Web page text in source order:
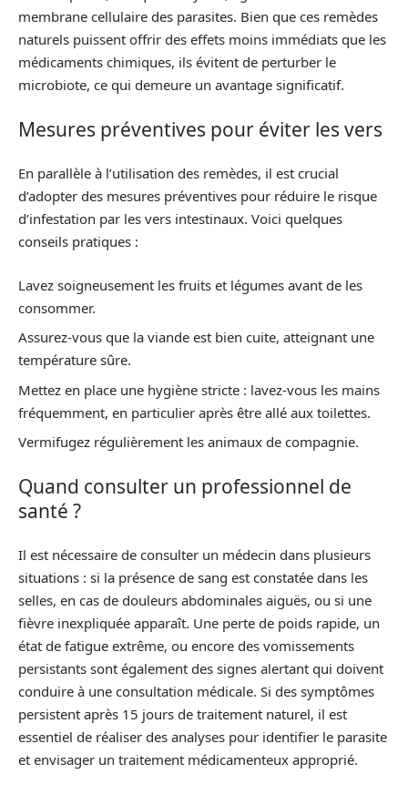
membrane cellulaire des parasites. Bien que ces remèdes
naturels puissent offrir des effets moins immédiats que les
médicaments chimiques, ils évitent de perturber le
microbiote, ce qui demeure un avantage significatif.
Mesures préventives pour éviter les vers
En parallèle à l’utilisation des remèdes, il est crucial
d’adopter des mesures préventives pour réduire le risque
d’infestation par les vers intestinaux. Voici quelques
conseils pratiques :
Lavez soigneusement les fruits et légumes avant de les
consommer.
Assurez-vous que la viande est bien cuite, atteignant une
température sûre.
Mettez en place une hygiène stricte : lavez-vous les mains
fréquemment, en particulier après être allé aux toilettes.
Vermifugez régulièrement les animaux de compagnie.
Quand consulter un professionnel de
santé ?
Il est nécessaire de consulter un médecin dans plusieurs
situations : si la présence de sang est constatée dans les
selles, en cas de douleurs abdominales aiguës, ou si une
fièvre inexpliquée apparaît. Une perte de poids rapide, un
état de fatigue extrême, ou encore des vomissements
persistants sont également des signes alertant qui doivent
conduire à une consultation médicale. Si des symptômes
persistent après 15 jours de traitement naturel, il est
essentiel de réaliser des analyses pour identifier le parasite
et envisager un traitement médicamenteux approprié.